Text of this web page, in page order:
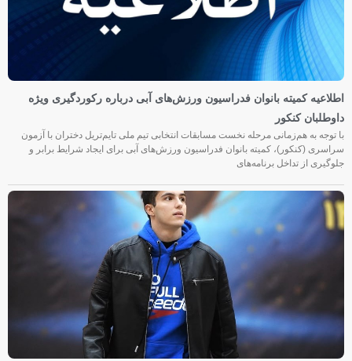
اطلاعیه کمیته بانوان فدراسیون ورزش‌های آبی درباره رکوردگیری ویژه
داوطلبان کنکور
با توجه به هم‌زمانی مرحله نخست مسابقات انتخابی تیم ملی تایم‌تریل دختران با آزمون
سراسری (کنکور)، کمیته بانوان فدراسیون ورزش‌های آبی برای ایجاد شرایط برابر و
جلوگیری از تداخل برنامه‌های